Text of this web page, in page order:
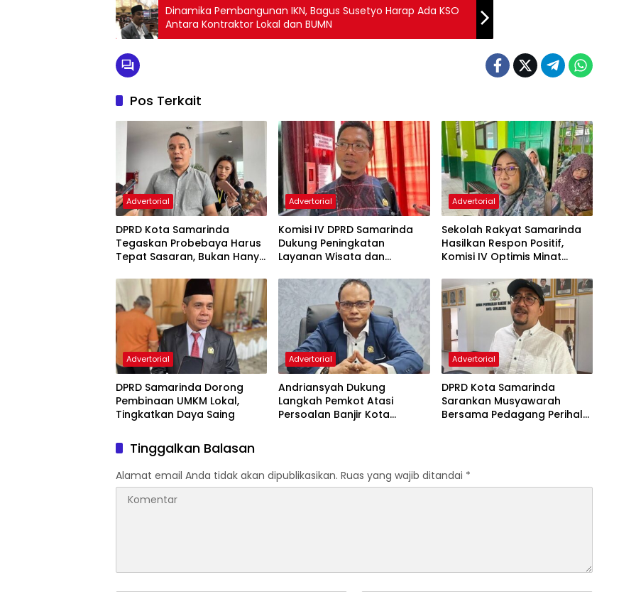
Dinamika Pembangunan IKN, Bagus Susetyo Harap Ada KSO
Antara Kontraktor Lokal dan BUMN
Pos Terkait
Advertorial
DPRD Kota Samarinda
Tegaskan Probebaya Harus
Tepat Sasaran, Bukan Hanya
Advertorial
Komisi IV DPRD Samarinda
Dukung Peningkatan
Layanan Wisata dan
Advertorial
Sekolah Rakyat Samarinda
Hasilkan Respon Positif,
Komisi IV Optimis Minat
Advertorial
DPRD Samarinda Dorong
Pembinaan UMKM Lokal,
Tingkatkan Daya Saing
Advertorial
Andriansyah Dukung
Langkah Pemkot Atasi
Persoalan Banjir Kota
Advertorial
DPRD Kota Samarinda
Sarankan Musyawarah
Bersama Pedagang Perihal
Tinggalkan Balasan
Alamat email Anda tidak akan dipublikasikan. Ruas yang wajib ditandai *